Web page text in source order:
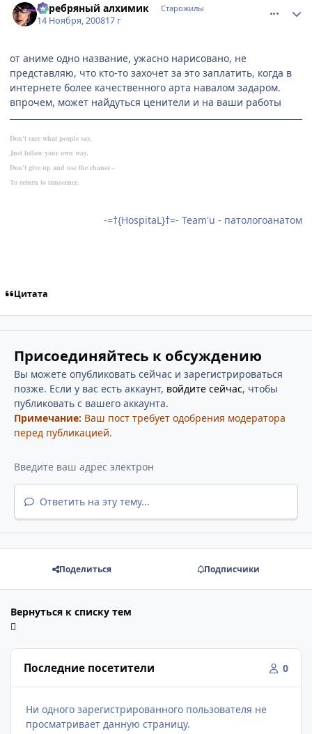
Серебряный алхимик Старожилы
14 Ноября, 200817 г
от аниме одно название, ужасно нарисовано, не
представляю, что кто-то захочет за это заплатить, когда в
интернете более качественного арта навалом задаром.
впрочем, может найдуться ценители и на ваши работы
Don't care what people say,
Just follow your own way.
Don't give up and use the chance -
To return to innocence.
-=†{HospitaL}†=- Team'u - патологоанатом
Цитата
Присоединяйтесь к обсуждению
Вы можете опубликовать сейчас и зарегистрироваться
позже. Если у вас есть аккаунт, войдите сейчас, чтобы
публиковать с вашего аккаунта.
Примечание: Ваш пост требует одобрения модератора
перед публикацией.
Ответить на эту тему...
Поделиться Подписчики
Вернуться к списку тем
Последние посетители 0
Ни одного зарегистрированного пользователя не
просматривает данную страницу.